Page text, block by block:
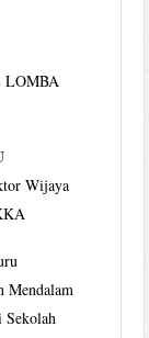
LOMBA
Wijaya
Mendalam